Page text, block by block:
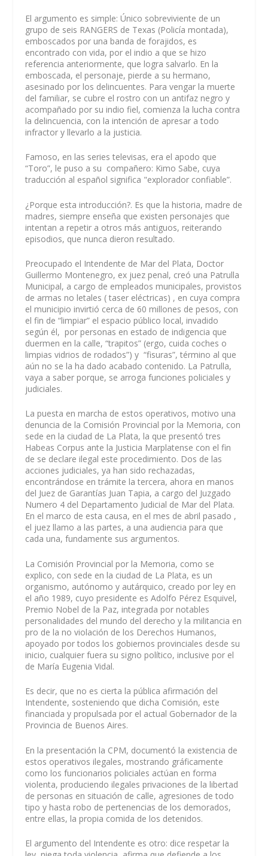
El argumento es simple: Único sobreviviente de un
grupo de seis RANGERS de Texas (Policía montada),
emboscados por una banda de forajidos, es
encontrado con vida, por el indio a que se hizo
referencia anteriormente, que logra salvarlo. En la
emboscada, el personaje, pierde a su hermano,
asesinado por los delincuentes. Para vengar la muerte
del familiar, se cubre el rostro con un antifaz negro y
acompañado por su indio fiel, comienza la lucha contra
la delincuencia, con la intención de apresar a todo
infractor y llevarlo a la justicia.
Famoso, en las series televisas, era el apodo que
“Toro”, le puso a su compañero: Kimo Sabe, cuya
traducción al español significa "explorador confiable”.
¿Porque esta introducción?. Es que la historia, madre de
madres, siempre enseña que existen personajes que
intentan a repetir a otros más antiguos, reiterando
episodios, que nunca dieron resultado.
Preocupado el Intendente de Mar del Plata, Doctor
Guillermo Montenegro, ex juez penal, creó una Patrulla
Municipal, a cargo de empleados municipales, provistos
de armas no letales ( taser eléctricas) , en cuya compra
el municipio invirtió cerca de 60 millones de pesos, con
el fin de “limpiar” el espacio público local, invadido
según él, por personas en estado de indigencia que
duermen en la calle, “trapitos” (ergo, cuida coches o
limpias vidrios de rodados”) y “fisuras”, término al que
aún no se la ha dado acabado contenido. La Patrulla,
vaya a saber porque, se arroga funciones policiales y
judiciales.
La puesta en marcha de estos operativos, motivo una
denuncia de la Comisión Provincial por la Memoria, con
sede en la ciudad de La Plata, la que presentó tres
Habeas Corpus ante la Justicia Marplatense con el fin
de se declare ilegal este procedimiento. Dos de las
acciones judiciales, ya han sido rechazadas,
encontrándose en trámite la tercera, ahora en manos
del Juez de Garantías Juan Tapia, a cargo del Juzgado
Numero 4 del Departamento Judicial de Mar del Plata.
En el marco de esta causa, en el mes de abril pasado ,
el juez llamo a las partes, a una audiencia para que
cada una, fundamente sus argumentos.
La Comisión Provincial por la Memoria, como se
explico, con sede en la ciudad de La Plata, es un
organismo, autónomo y autárquico, creado por ley en
el año 1989, cuyo presidente es Adolfo Pérez Esquivel,
Premio Nobel de la Paz, integrada por notables
personalidades del mundo del derecho y la militancia en
pro de la no violación de los Derechos Humanos,
apoyado por todos los gobiernos provinciales desde su
inicio, cualquier fuera su signo político, inclusive por el
de María Eugenia Vidal.
Es decir, que no es cierta la pública afirmación del
Intendente, sosteniendo que dicha Comisión, este
financiada y propulsada por el actual Gobernador de la
Provincia de Buenos Aires.
En la presentación la CPM, documentó la existencia de
estos operativos ilegales, mostrando gráficamente
como los funcionarios policiales actúan en forma
violenta, produciendo ilegales privaciones de la libertad
de personas en situación de calle, agresiones de todo
tipo y hasta robo de pertenencias de los demorados,
entre ellas, la propia comida de los detenidos.
El argumento del Intendente es otro: dice respetar la